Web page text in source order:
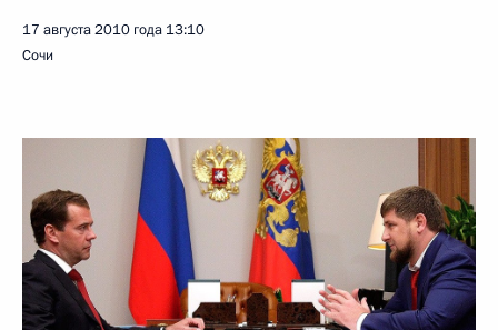
17 августа 2010 года 13:10
Сочи